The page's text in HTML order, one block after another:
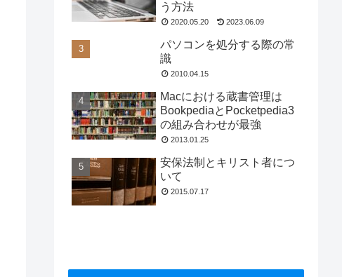
う方法
2020.05.20 2023.06.09
パソコンを処分する際の常
識
2010.04.15
Macにおける蔵書管理は
BookpediaとPocketpedia3
の組み合わせが最強
2013.01.25
安保法制とキリスト者につ
いて
2015.07.17